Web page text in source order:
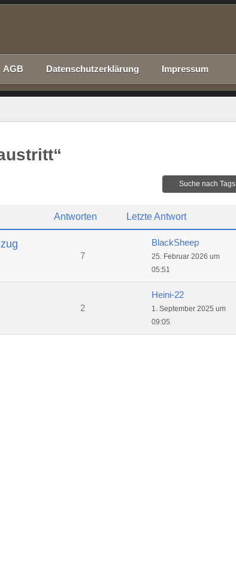
AGB Datenschutzerklärung Impressum
Suche nach Tags
Antworten Letzte Antwort
7
BlackSheep
25. Februar 2026 um
05:51
2
Heini-22
1. September 2025 um
09:05